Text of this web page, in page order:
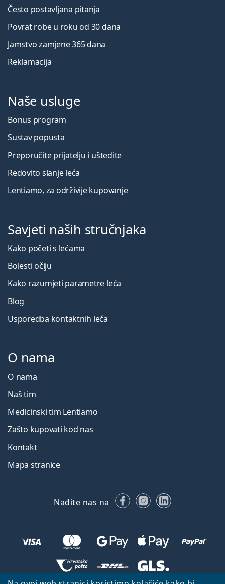
Često postavljana pitanja
Povrat robe u roku od 30 dana
Jamstvo zamjene 365 dana
Reklamacija
Naše usluge
Bonus program
Sustav popusta
Preporučite prijatelju i uštedite
Redovito slanje leća
Lentiamo, za održivije kupovanje
Savjeti naših stručnjaka
Kako početi s lećama
Bolesti očiju
Kako razumjeti parametre leća
Blog
Usporedba kontaktnih leća
O nama
O nama
Naš tim
Medicinski tim Lentiamo
Zašto kupovati kod nas
Kontakt
Mapa stranice
Nađite nas na FacebookuInstagramu
LinkedIn